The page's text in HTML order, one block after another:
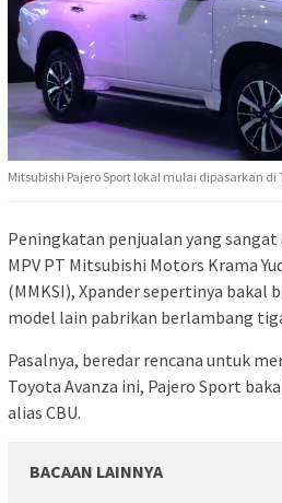
Mitsubishi Pajero Sport lokal mulai dipasarkan di
Peningkatan penjualan yang
MPV PT Mitsubishi Motors Krama
(MMKSI), Xpander sepertinya bakal
model lain pabrikan berlambang
Pasalnya, beredar rencana untuk
Toyota Avanza ini, Pajero Sport
alias CBU.
BACAAN LAINNYA